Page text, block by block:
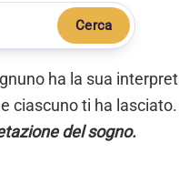
Cerca
ha la sua
ciascuno ti ha lasciato.
del sogno.